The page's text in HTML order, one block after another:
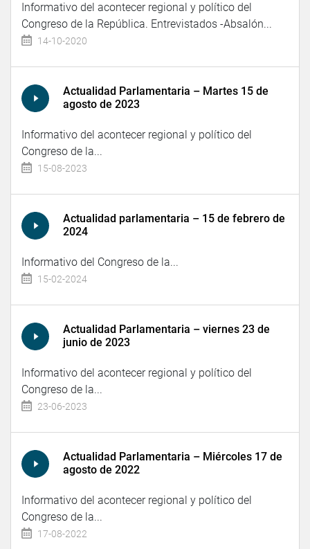
Informativo del acontecer regional y político del
Congreso de la República. Entrevistados -Absalón...
14-10-2020
Actualidad Parlamentaria – Martes 15 de
agosto de 2023
Informativo del acontecer regional y político del
Congreso de la...
15-08-2023
Actualidad parlamentaria – 15 de febrero de
2024
Informativo del Congreso de la...
15-02-2024
Actualidad Parlamentaria – viernes 23 de
junio de 2023
Informativo del acontecer regional y político del
Congreso de la...
23-06-2023
Actualidad Parlamentaria – Miércoles 17 de
agosto de 2022
Informativo del acontecer regional y político del
Congreso de la...
17-08-2022